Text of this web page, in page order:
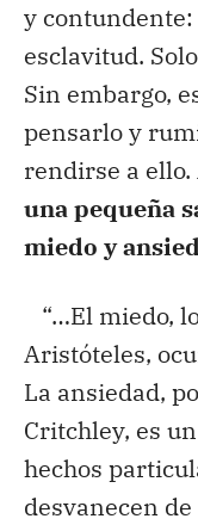
y
esclavitud.
Sin embargo,
pensarlo y
rendirse a ello.
una pequeña
miedo y
“…El miedo,
Aristóteles,
La ansiedad,
Critchley, es
hechos
desvanecen